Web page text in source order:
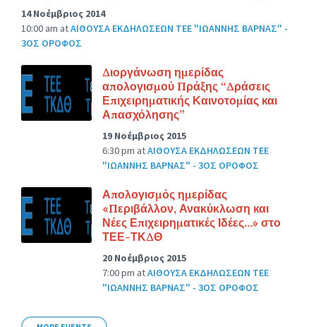
14 Νοέμβριος 2014
10:00 am atΑΙΘΟΥΣΑ ΕΚΔΗΛΩΣΕΩΝ ΤΕΕ "ΙΩΑΝΝΗΣ ΒΑΡΝΑΣ" -
3ΟΣ ΟΡΟΦΟΣ
Διοργάνωση ημερίδας
απολογισμού Πράξης “Δράσεις
Επιχειρηματικής Καινοτομίας και
Απασχόλησης”
19 Νοέμβριος 2015
6:30 pm atΑΙΘΟΥΣΑ ΕΚΔΗΛΩΣΕΩΝ ΤΕΕ
"ΙΩΑΝΝΗΣ ΒΑΡΝΑΣ" - 3ΟΣ ΟΡΟΦΟΣ
Απολογισμός ημερίδας
«Περιβάλλον, Ανακύκλωση και
Νέες Επιχειρηματικές Ιδέες…» στο
ΤΕΕ-ΤΚΔΘ
20 Νοέμβριος 2015
7:00 pm atΑΙΘΟΥΣΑ ΕΚΔΗΛΩΣΕΩΝ ΤΕΕ
"ΙΩΑΝΝΗΣ ΒΑΡΝΑΣ" - 3ΟΣ ΟΡΟΦΟΣ